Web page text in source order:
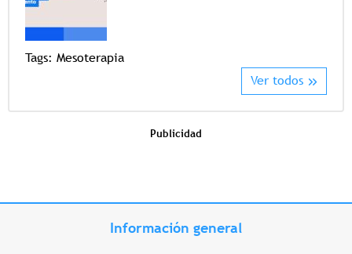
Tags: Mesoterapia
Ver todos
Publicidad
Información general